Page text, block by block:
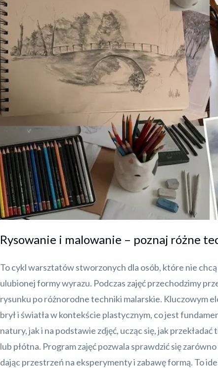
Rysowanie i malowanie – poznaj różne
To cykl warsztatów stworzonych dla osób, które nie
ulubionej formy wyrazu. Podczas zajęć przechodzimy
rysunku po różnorodne techniki malarskie. Kluczowym
brył i światła w kontekście plastycznym, co jest
natury, jak i na podstawie zdjęć, ucząc się, jak
lub płótna. Program zajęć pozwala sprawdzić się
dając przestrzeń na eksperymenty i zabawę formą. To